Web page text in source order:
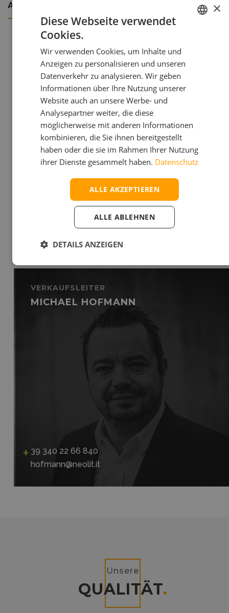
Ansprechpartner
TECHNISCHER VERKAUF
GÜNTHER VOPPICHLER
39 348 349 5986
voppichler@neolit.it
VERKAUFSLEITER
MICHAEL HOFMANN
39 340 22 66 840
hofmann@neolit.it
Unsere
QUALITÄT.
×
Diese Webseite verwendet
Cookies.
Wir verwenden Cookies, um Inhalte und
Anzeigen zu personalisieren und unseren
Datenverkehr zu analysieren. Wir geben
Informationen über Ihre Nutzung unserer
Website auch an unsere Werbe- und
Analysepartner weiter, die diese
möglicherweise mit anderen Informationen
kombinieren, die Sie ihnen bereitgestellt
haben oder die sie im Rahmen Ihrer Nutzung
ihrer Dienste gesammelt haben. Datenschutz
ALLE AKZEPTIEREN
ALLE ABLEHNEN
DETAILS ANZEIGEN